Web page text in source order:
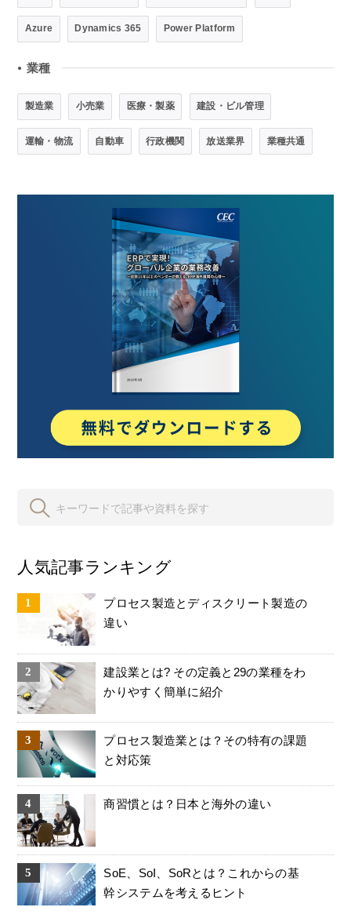
Azure Dynamics 365 Power Platform
● 業種
製造業 小売業 医療・製薬 建設・ビル管理
運輸・物流 自動車 行政機関 放送業界 業種共通
人気記事ランキング
プロセス製造とディスクリート製造の
違い
建設業とは? その定義と29の業種をわ
かりやすく簡単に紹介
プロセス製造業とは？その特有の課題
と対応策
商習慣とは？日本と海外の違い
SoE、SoI、SoRとは？これからの基
幹システムを考えるヒント